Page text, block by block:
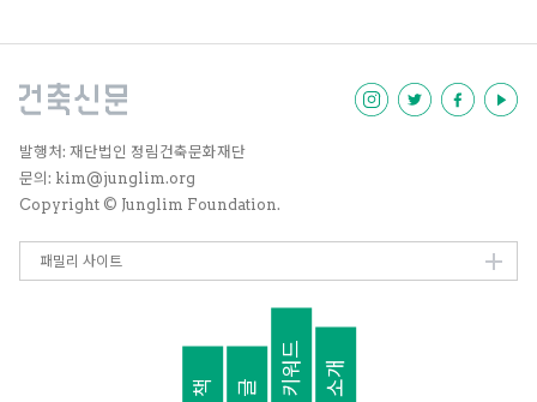
발행처: 재단법인 정림건축문화재단
문의: kim@junglim.org
Copyright © Junglim Foundation.
책 글 키워드 소개
패밀리 사이트